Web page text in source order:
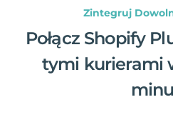
Zintegruj
Połącz Shopify
tymi kurierami